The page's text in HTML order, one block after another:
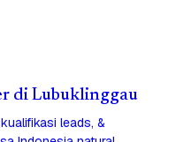
di Lubuklinggau
leads, &